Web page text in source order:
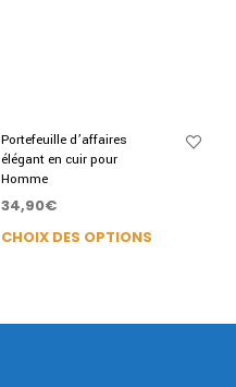
Portefeuille d’affaires
élégant en cuir pour
Homme
34,90€
CHOIX DES OPTIONS